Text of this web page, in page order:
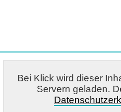
Bei Klick wird dieser
Servern geladen.